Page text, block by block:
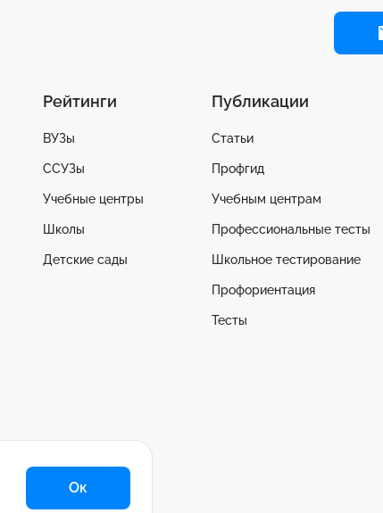
Рейтинги
ВУЗы
ССУЗы
Учебные центры
Школы
Детские сады
Публикации
Статьи
Профгид
Учебным центрам
Профессиональные тесты
Школьное тестирование
Профориентация
Тесты
Ок